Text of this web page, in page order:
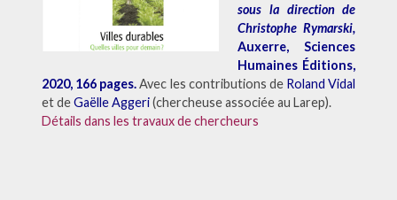
sous la direction de
Christophe Rymarski,
Auxerre, Sciences
Humaines Éditions,
2020, 166 pages.Avec les contributions de Roland Vidal
et deGaëlle Aggeri(chercheuse associée au Larep).
Détails dans les travaux de chercheurs